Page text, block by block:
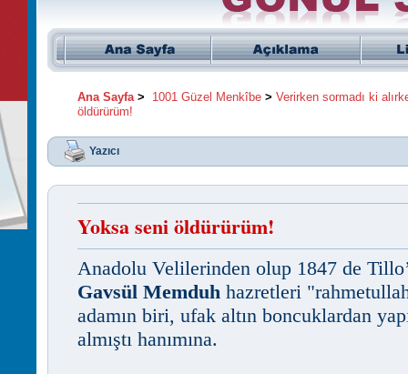
Ana Sayfa> 1001 Güzel Menkîbe > Verirken sormadı ki
öldürürüm!
Yazıcı
Yoksa seni öldürürüm!
Anadolu Velilerinden olup 1847 de
Gavsül Memduh hazretleri
adamın biri, ufak altın boncuklardan
almıştı hanımına.